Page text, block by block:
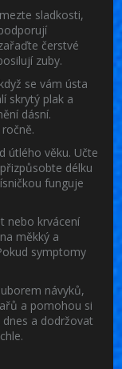
sladkosti,
čerstvé
zuby.
se vám ústa
skrytý plak a
dásní.
útlého věku. Učte
délku
funguje
nebo krvácení
měkký a
symptomy
návyků,
a pomohou si
a dodržovat